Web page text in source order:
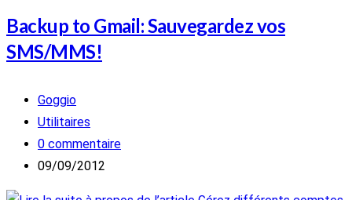
Backup to Gmail: Sauvegardez vos
SMS/MMS!
Auteur/autrice
de
la
publication :
Goggio
Post
category:
Utilitaires
Commentaires
de
0 commentaire
Publication
09/09/2012